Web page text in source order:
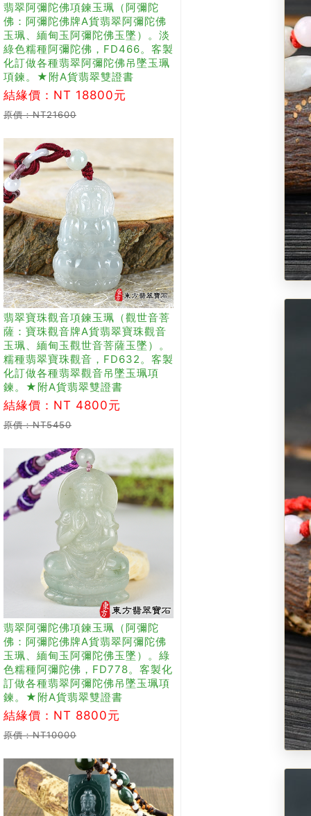
翡翠阿彌陀佛項鍊玉珮（阿彌陀
佛：阿彌陀佛牌A貨翡翠阿彌陀佛
玉珮、緬甸玉阿彌陀佛玉墜）。淡
綠色糯種阿彌陀佛，FD466。客製
化訂做各種翡翠阿彌陀佛吊墜玉珮
項鍊。★附A貨翡翠雙證書
結緣價：NT 18800元
原價：NT21600
翡翠寶珠觀音項鍊玉珮（觀世音菩
薩：寶珠觀音牌A貨翡翠寶珠觀音
玉珮、緬甸玉觀世音菩薩玉墜）。
糯種翡翠寶珠觀音，FD632。客製
化訂做各種翡翠觀音吊墜玉珮項
鍊。★附A貨翡翠雙證書
結緣價：NT 4800元
原價：NT5450
翡翠阿彌陀佛項鍊玉珮（阿彌陀
佛：阿彌陀佛牌A貨翡翠阿彌陀佛
玉珮、緬甸玉阿彌陀佛玉墜）。綠
色糯種阿彌陀佛，FD778。客製化
訂做各種翡翠阿彌陀佛吊墜玉珮項
鍊。★附A貨翡翠雙證書
結緣價：NT 8800元
原價：NT10000